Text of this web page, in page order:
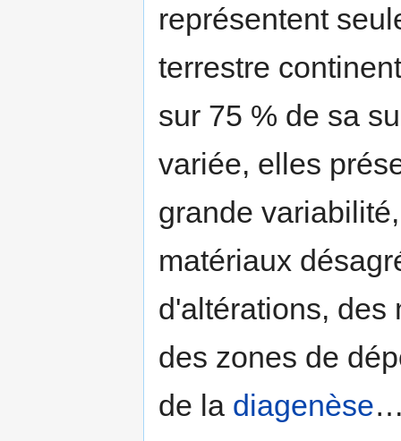
représentent
terrestre
sur 75 % de sa
variée, elles
grande
matériaux
d'altérations, des
des zones de
de la diagenèse